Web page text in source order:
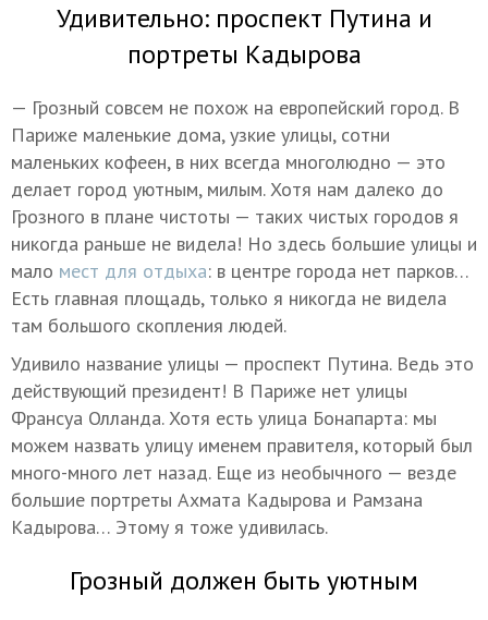
Удивительно: проспект Путина и
портреты Кадырова
— Грозный совсем не похож на европейский город. В
Париже маленькие дома, узкие улицы, сотни
маленьких кофеен, в них всегда многолюдно — это
делает город уютным, милым. Хотя нам далеко до
Грозного в плане чистоты — таких чистых городов я
никогда раньше не видела! Но здесь большие улицы и
мало мест для отдыха: в центре города нет парков…
Есть главная площадь, только я никогда не видела
там большого скопления людей.
Удивило название улицы — проспект Путина. Ведь это
действующий президент! В Париже нет улицы
Франсуа Олланда. Хотя есть улица Бонапарта: мы
можем назвать улицу именем правителя, который был
много-много лет назад. Еще из необычного — везде
большие портреты Ахмата Кадырова и Рамзана
Кадырова… Этому я тоже удивилась.
Грозный должен быть уютным